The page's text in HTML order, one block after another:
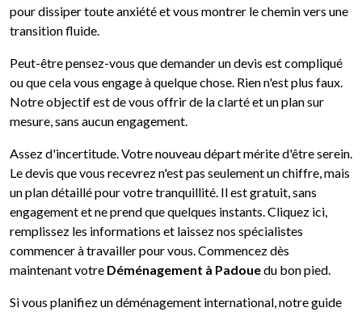
pour dissiper toute anxiété et vous montrer le chemin vers une
transition fluide.
Peut-être pensez-vous que demander un devis est compliqué
ou que cela vous engage à quelque chose. Rien n'est plus faux.
Notre objectif est de vous offrir de la clarté et un plan sur
mesure, sans aucun engagement.
Assez d'incertitude. Votre nouveau départ mérite d'être serein.
Le devis que vous recevrez n'est pas seulement un chiffre, mais
un plan détaillé pour votre tranquillité. Il est gratuit, sans
engagement et ne prend que quelques instants. Cliquez ici,
remplissez les informations et laissez nos spécialistes
commencer à travailler pour vous. Commencez dès
maintenant votre Déménagement à Padouedu bon pied.
Si vous planifiez un déménagement international, notre guide